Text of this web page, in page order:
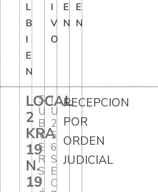
L
B
I
E
N
I
V
O
E
N
E
N
LOCAL
2
KRA
19
N.
19
S
U
B
V
E
R
S
I
I
U
2
5
6
S
E
C
RECEPCION
POR
ORDEN
JUDICIAL